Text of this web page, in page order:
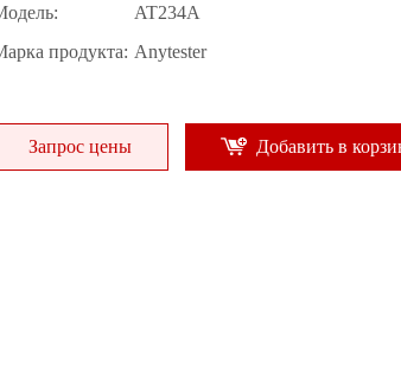
AT234A
продукта: Anytester
Запрос цены Добавить в